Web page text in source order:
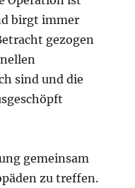
birgt immer
gezogen
sind und die
gemeinsam
zu treffen.